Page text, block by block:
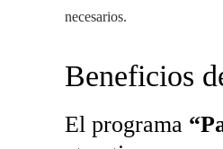
necesarios.
Beneficios
El programa